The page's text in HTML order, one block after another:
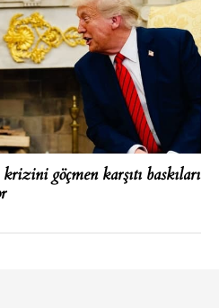
göçmen karşıtı baskıları